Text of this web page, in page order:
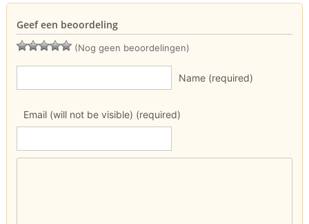
Geef een beoordeling
(Nog geen beoordelingen)
Name (required)
Email (will not be visible) (required)